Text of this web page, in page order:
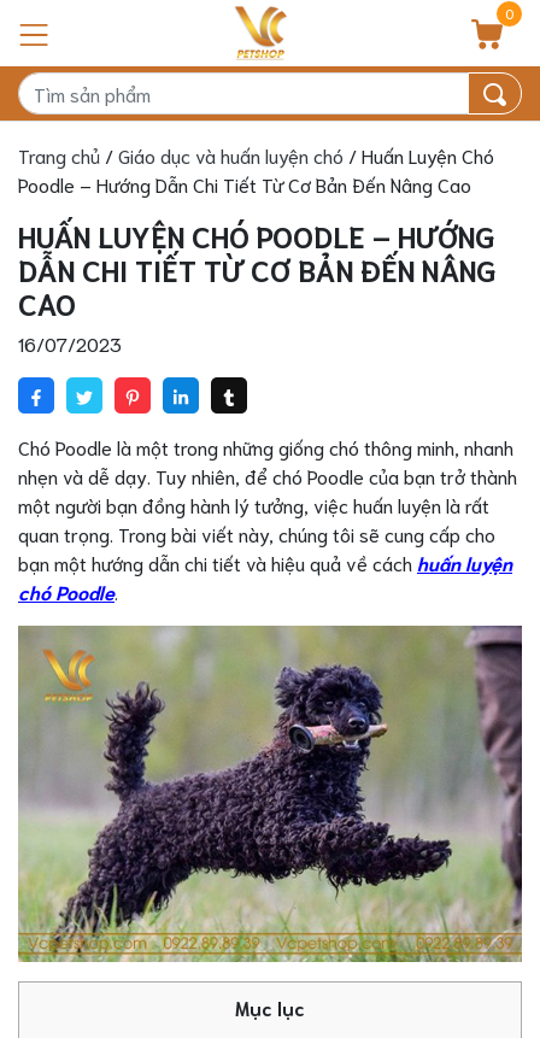
0
Trang chủ /Giáo dục và huấn luyện chó / Huấn Luyện Chó
Poodle – Hướng Dẫn Chi Tiết Từ Cơ Bản Đến Nâng Cao
HUẤN LUYỆN CHÓ POODLE – HƯỚNG
DẪN CHI TIẾT TỪ CƠ BẢN ĐẾN NÂNG
CAO
16/07/2023
Chó Poodle là một trong những giống chó thông minh, nhanh
nhẹn và dễ dạy. Tuy nhiên, để chó Poodle của bạn trở thành
một người bạn đồng hành lý tưởng, việc huấn luyện là rất
quan trọng. Trong bài viết này, chúng tôi sẽ cung cấp cho
bạn một hướng dẫn chi tiết và hiệu quả về cách huấn luyện
chó Poodle.
Mục lục